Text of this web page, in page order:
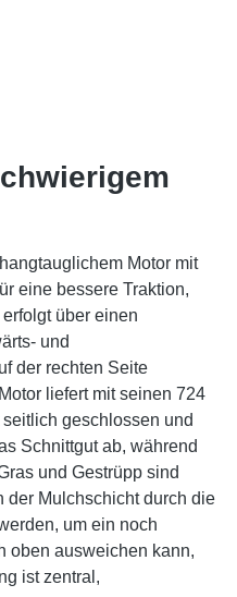
Motor mit
eine bessere Traktion,
über einen
und
der rechten Seite
liefert mit seinen 724
geschlossen und
Schnittgut ab, während
und Gestrüpp sind
der Mulchschicht durch die
um ein noch
oben ausweichen kann,
ist zentral,